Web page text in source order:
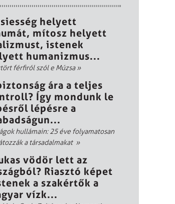
helyett
mítosz helyett
istenek
humanizmus...
férfiról szól e Múzsa»
ára a teljes
Így mondunk le
lépésre a
hullámain: 25 éve folyamatosan
a társadalmakat »
vödör lett az
Riasztó képet
a szakértők a
vízk...